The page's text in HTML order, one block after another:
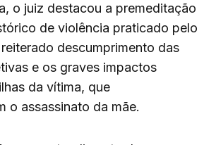
o juiz destacou a premeditação
de violência praticado pelo
descumprimento das
e os graves impactos
da vítima, que
o assassinato da mãe.